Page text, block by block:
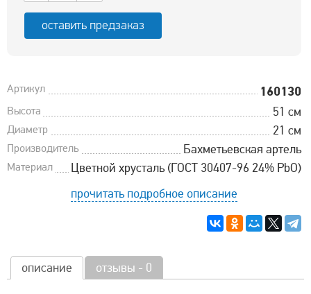
оставить предзаказ
Артикул 160130
Высота 51 см
Диаметр 21 см
Производитель Бахметьевская артель
Материал
Цветной хрусталь (ГОСТ 30407-96 24% PbO)
прочитать подробное описание
описание отзывы - 0